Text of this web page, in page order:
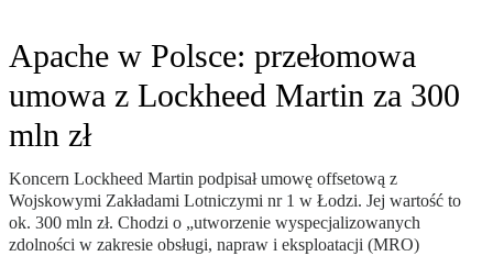
Apache w Polsce: przełomowa
umowa z Lockheed Martin za 300
mln zł
Koncern Lockheed Martin podpisał umowę offsetową z
Wojskowymi Zakładami Lotniczymi nr 1 w Łodzi. Jej wartość to
ok. 300 mln zł. Chodzi o „utworzenie wyspecjalizowanych
zdolności w zakresie obsługi, napraw i eksploatacji (MRO)